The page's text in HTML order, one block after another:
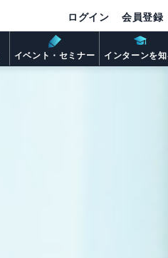
イベント・セミナー インターンを
ログイン 会員登録